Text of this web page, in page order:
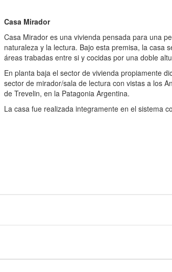
Casa Mirador
Casa Mirador es una vivienda pensada para una
naturaleza y la lectura. Bajo esta premisa, la casa
áreas trabadas entre si y cocidas por una doble
En planta baja el sector de vivienda propiamente
sector de mirador/sala de lectura con vistas a los
de Trevelin, en la Patagonia Argentina.
La casa fue realizada integramente en el sistema